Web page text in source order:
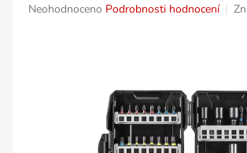
Průměrné
Neohodnoceno Podrobnosti hodnocení